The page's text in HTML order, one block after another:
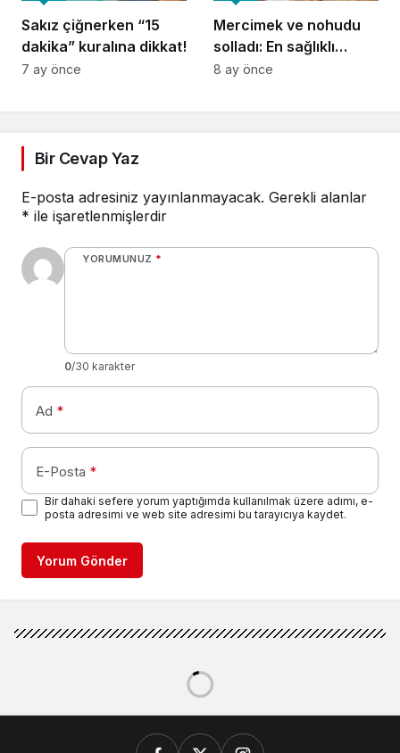
Sakız çiğnerken “15
dakika” kuralına dikkat!
7 ay önce
Mercimek ve nohudu
solladı: En sağlıklı
baklagil börülce
8 ay önce
Bir Cevap Yaz
E-posta adresiniz yayınlanmayacak. Gerekli alanlar
* ile işaretlenmişlerdir
YORUMUNUZ *
0/30 karakter
Ad *
E-Posta *
Bir dahaki sefere yorum yaptığımda kullanılmak üzere adımı, e-
posta adresimi ve web site adresimi bu tarayıcıya kaydet.
Yorum Gönder